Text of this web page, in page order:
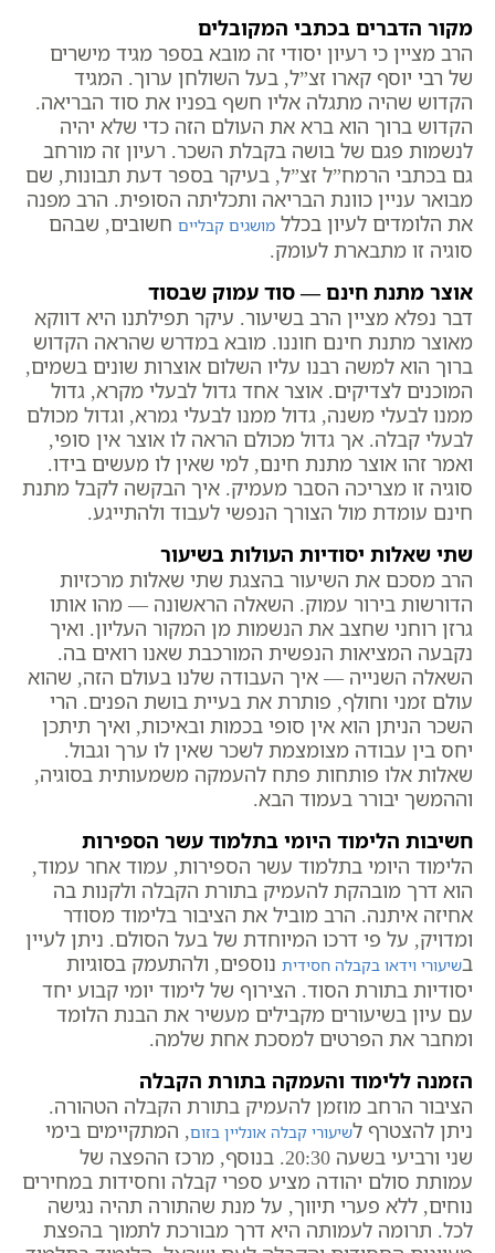
מקור הדברים בכתבי המקובלים
הרב מציין כי רעיון יסודי זה מובא בספר מגיד מישרים
של רבי יוסף קארו זצ”ל, בעל השולחן ערוך. המגיד
הקדוש שהיה מתגלה אליו חשף בפניו את סוד הבריאה.
הקדוש ברוך הוא ברא את העולם הזה כדי שלא יהיה
לנשמות פגם של בושה בקבלת השכר. רעיון זה מורחב
גם בכתבי הרמח”ל זצ”ל, בעיקר בספר דעת תבונות, שם
מבואר עניין כוונת הבריאה ותכליתה הסופית. הרב מפנה
את הלומדים לעיון בכלל מושגים קבליים חשובים, שבהם
סוגיה זו מתבארת לעומק.
אוצר מתנת חינם — סוד עמוק שבסוד
דבר נפלא מציין הרב בשיעור. עיקר תפילתנו היא דווקא
מאוצר מתנת חינם חוננו. מובא במדרש שהראה הקדוש
ברוך הוא למשה רבנו עליו השלום אוצרות שונים בשמים,
המוכנים לצדיקים. אוצר אחד גדול לבעלי מקרא, גדול
ממנו לבעלי משנה, גדול ממנו לבעלי גמרא, וגדול מכולם
לבעלי קבלה. אך גדול מכולם הראה לו אוצר אין סופי,
ואמר זהו אוצר מתנת חינם, למי שאין לו מעשים בידו.
סוגיה זו מצריכה הסבר מעמיק. איך הבקשה לקבל מתנת
חינם עומדת מול הצורך הנפשי לעבוד ולהתייגע.
שתי שאלות יסודיות העולות בשיעור
הרב מסכם את השיעור בהצגת שתי שאלות מרכזיות
הדורשות בירור עמוק. השאלה הראשונה — מהו אותו
גרזן רוחני שחצב את הנשמות מן המקור העליון. ואיך
נקבעה המציאות הנפשית המורכבת שאנו רואים בה.
השאלה השנייה — איך העבודה שלנו בעולם הזה, שהוא
עולם זמני וחולף, פותרת את בעיית בושת הפנים. הרי
השכר הניתן הוא אין סופי בכמות ובאיכות, ואיך תיתכן
יחס בין עבודה מצומצמת לשכר שאין לו ערך וגבול.
שאלות אלו פותחות פתח להעמקה משמעותית בסוגיה,
וההמשך יבורר בעמוד הבא.
חשיבות הלימוד היומי בתלמוד עשר הספירות
הלימוד היומי בתלמוד עשר הספירות, עמוד אחר עמוד,
הוא דרך מובהקת להעמיק בתורת הקבלה ולקנות בה
אחיזה איתנה. הרב מוביל את הציבור בלימוד מסודר
ומדויק, על פי דרכו המיוחדת של בעל הסולם. ניתן לעיין
בשיעורי וידאו בקבלה חסידית נוספים, ולהתעמק בסוגיות
יסודיות בתורת הסוד. הצירוף של לימוד יומי קבוע יחד
עם עיון בשיעורים מקבילים מעשיר את הבנת הלומד
ומחבר את הפרטים למסכת אחת שלמה.
הזמנה ללימוד והעמקה בתורת הקבלה
הציבור הרחב מוזמן להעמיק בתורת הקבלה הטהורה.
ניתן להצטרף לשיעורי קבלה אונליין בזום, המתקיימים בימי
שני ורביעי בשעה 20:30. בנוסף, מרכז ההפצה של
עמותת סולם יהודה מציע ספרי קבלה וחסידות במחירים
נוחים, ללא פערי תיווך, על מנת שהתורה תהיה נגישה
לכל. תרומה לעמותה היא דרך מבורכת לתמוך בהפצת